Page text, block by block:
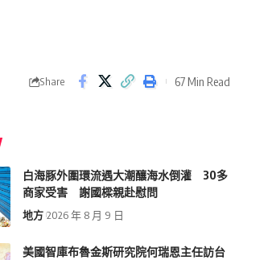
Share 67 Min Read
白海豚外圍環流遇大潮釀海水倒灌 30多
商家受害 謝國樑親赴慰問
地方 2026 年 8 月 9 日
美國智庫布魯金斯研究院何瑞恩主任訪台